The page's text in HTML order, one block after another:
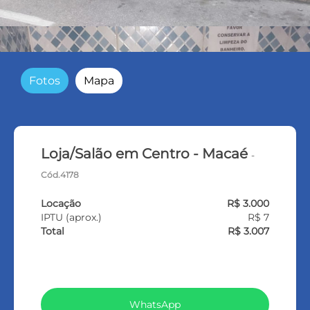
Fotos Mapa
Loja/Salão em Centro - Macaé-
Cód.4178
Locação
R$ 3.000
IPTU (aprox.)
R$ 7
Total
R$ 3.007
WhatsApp